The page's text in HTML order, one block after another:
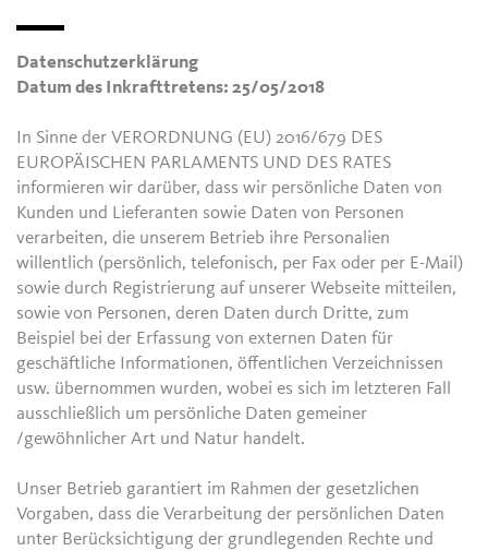
Datenschutzerklärung
Datum des Inkrafttretens: 25/05/2018
In Sinne der VERORDNUNG (EU) 2016/679 DES
EUROPÄISCHEN PARLAMENTS UND DES RATES
informieren wir darüber, dass wir persönliche Daten von
Kunden und Lieferanten sowie Daten von Personen
verarbeiten, die unserem Betrieb ihre Personalien
willentlich (persönlich, telefonisch, per Fax oder per E-Mail)
sowie durch Registrierung auf unserer Webseite mitteilen,
sowie von Personen, deren Daten durch Dritte, zum
Beispiel bei der Erfassung von externen Daten für
geschäftliche Informationen, öffentlichen Verzeichnissen
usw. übernommen wurden, wobei es sich im letzteren Fall
ausschließlich um persönliche Daten gemeiner
/gewöhnlicher Art und Natur handelt.
Unser Betrieb garantiert im Rahmen der gesetzlichen
Vorgaben, dass die Verarbeitung der persönlichen Daten
unter Berücksichtigung der grundlegenden Rechte und